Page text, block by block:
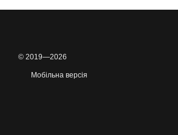
© 2019—2026
Мобільна версія